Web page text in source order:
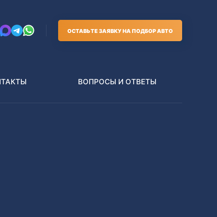
ОСТАВЬТЕ ЗАЯВКУ НА ПОДБОР АВТО
ВОПРОСЫ И ОТВЕТЫ